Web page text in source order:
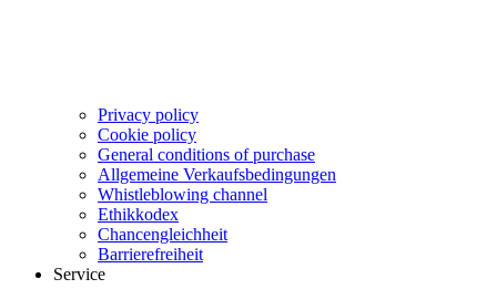
Privacy policy
Cookie policy
General conditions of purchase
Allgemeine Verkaufsbedingungen
Whistleblowing channel
Ethikkodex
Chancengleichheit
Barrierefreiheit
Service